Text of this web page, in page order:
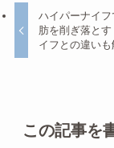
ハイパーナイ
肪を削ぎ落と
イフとの違いも
この記事を